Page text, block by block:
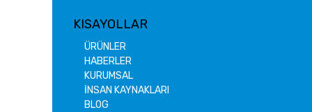
KISAYOLLAR
ÜRÜNLER
HABERLER
KURUMSAL
İNSAN KAYNAKLARI
BLOG